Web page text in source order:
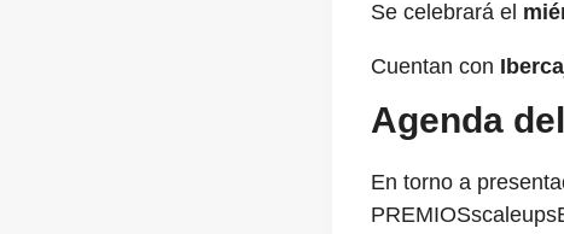
Se celebrará el
Cuentan con
Agenda
En torno a